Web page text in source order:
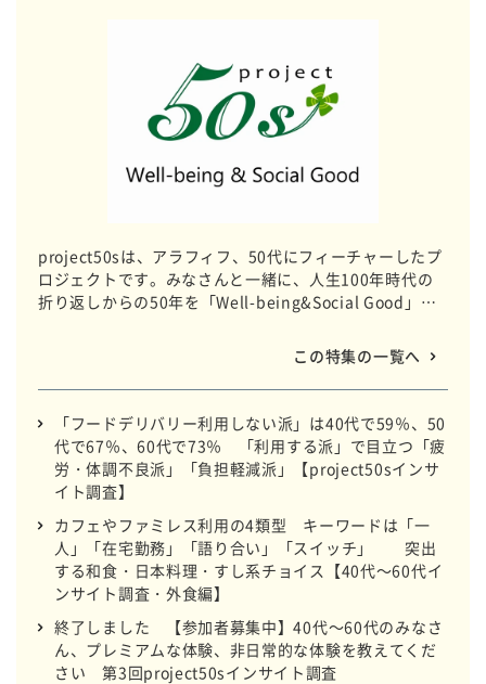
project50sは、アラフィフ、50代にフィーチャーしたプ
ロジェクトです。みなさんと一緒に、人生100年時代の
折り返しからの50年を「Well-being&Social Good」な
この特集の一覧へ
「フードデリバリー利用しない派」は40代で59％、50
代で67％、60代で73％ 「利用する派」で目立つ「疲
労・体調不良派」「負担軽減派」【project50sインサ
イト調査】
カフェやファミレス利用の4類型 キーワードは「一
人」「在宅勤務」「語り合い」「スイッチ」 突出
する和食・日本料理・すし系チョイス【40代～60代イ
ンサイト調査・外食編】
終了しました 【参加者募集中】40代～60代のみなさ
ん、プレミアムな体験、非日常的な体験を教えてくだ
さい 第3回project50sインサイト調査